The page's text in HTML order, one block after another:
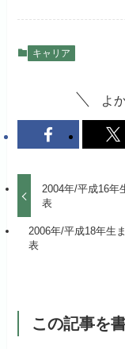
キャリア
よ
2004年/平成16年
表
2006年/平成18年生
表
この記事を